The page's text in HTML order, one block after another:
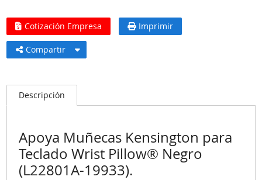
Cotización Empresa Imprimir
Compartir
Descripción
Apoya Muñecas Kensington para
Teclado Wrist Pillow® Negro
(L22801A-19933).